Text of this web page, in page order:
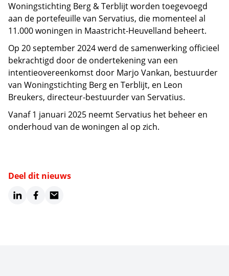
Woningstichting Berg & Terblijt worden toegevoegd
aan de portefeuille van Servatius, die momenteel al
11.000 woningen in Maastricht-Heuvelland beheert.
Op 20 september 2024 werd de samenwerking officieel
bekrachtigd door de ondertekening van een
intentieovereenkomst door Marjo Vankan, bestuurder
van Woningstichting Berg en Terblijt, en Leon
Breukers, directeur-bestuurder van Servatius.
Vanaf 1 januari 2025 neemt Servatius het beheer en
onderhoud van de woningen al op zich.
Deel dit nieuws
LinkedInFacebook
Email